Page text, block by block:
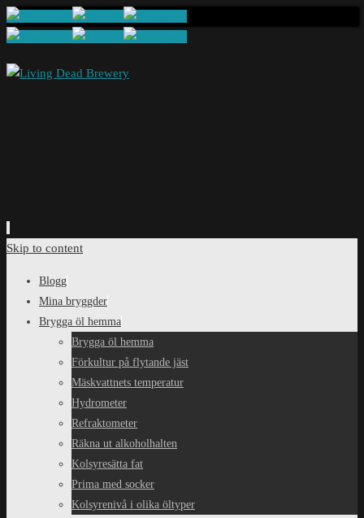
Skip to content
Blogg
Mina bryggder
Brygga öl hemma
Brygga öl hemma
Förkultur på flytande jäst
Mäskvattnets temperatur
Hydrometer
Refraktometer
Räkna ut alkoholhalten
Kolsyresätta fat
Prima med socker
Kolsyrenivå i olika öltyper